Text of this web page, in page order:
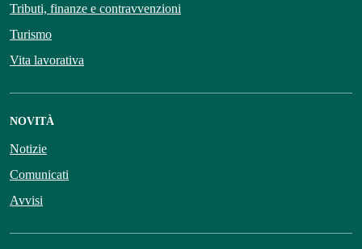
Tributi, finanze e contravvenzioni
Turismo
Vita lavorativa
NOVITÀ
Notizie
Comunicati
Avvisi